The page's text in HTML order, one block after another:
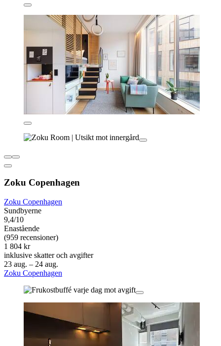
Zoku Copenhagen
Zoku Copenhagen
Sundbyerne
9,4/10
Enastående
(959 recensioner)
1 804 kr
inklusive skatter och avgifter
23 aug. – 24 aug.
Zoku Copenhagen